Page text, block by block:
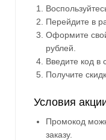
Перейдите в
Оформите
рублей.
Введите код в
Получите
Условия
Промокод
заказу.